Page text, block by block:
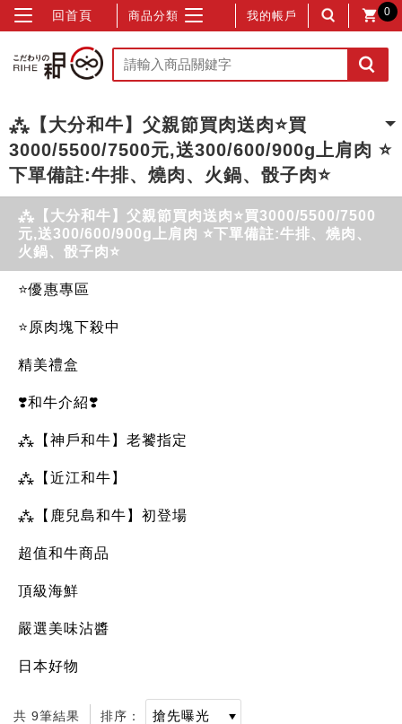
回首頁 商品分類 我的帳戶 0
⁂【大分和牛】父親節買肉送肉⭐買
3000/5500/7500元,送300/600/900g上肩肉 ⭐
下單備註:牛排、燒肉、火鍋、骰子肉⭐
⁂【大分和牛】父親節買肉送肉⭐買3000/5500/7500
元,送300/600/900g上肩肉 ⭐下單備註:牛排、燒肉、
火鍋、骰子肉⭐
⭐優惠專區
⭐原肉塊下殺中
精美禮盒
❣️和牛介紹❣️
⁂【神戶和牛】老饕指定
⁂【近江和牛】
⁂【鹿兒島和牛】初登場
超值和牛商品
頂級海鮮
嚴選美味沾醬
日本好物
共 9筆結果 排序：